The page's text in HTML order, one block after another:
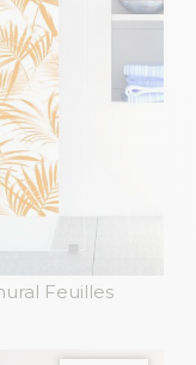
Feuilles